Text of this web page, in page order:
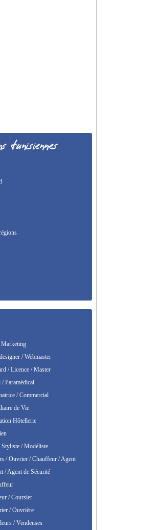
Marketing
/ Webmaster
/ Licence / Master
/ Paramédical
/ Commercial
de Vie
Hôtellerie
Styliste / Modéliste
/ Ouvrier / Chauffeur / Agent
/ Agent de Sécurité
/ Coursier
/ Ouvrière
/ Vendeuses